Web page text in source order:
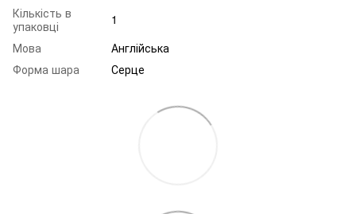
Кількість в
упаковці
1
Мова
Англійська
Форма шара
Серце